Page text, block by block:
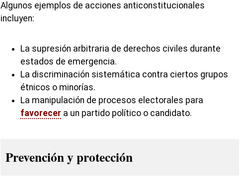
Algunos ejemplos de acciones anticonstitucionales
incluyen:
La supresión arbitraria de derechos civiles durante
estados de emergencia.
La discriminación sistemática contra ciertos grupos
étnicos o minorías.
La manipulación de procesos electorales para
favorecer a un partido político o candidato.
Prevención y protección